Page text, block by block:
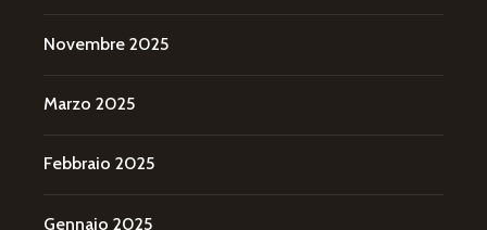
Novembre 2025
Marzo 2025
Febbraio 2025
Gennaio 2025